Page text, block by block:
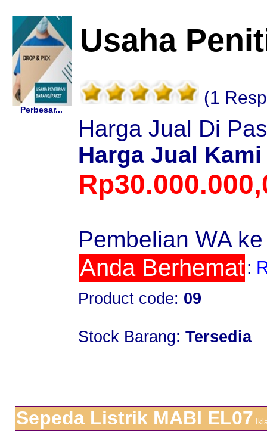
Perbesar...
Usaha
(1
Harga Jual Di
Harga Jual
Pembelian WA
Anda Berhemat:
Product code: 09
Stock Barang: Tersedia
Sepeda Listrik MABI EL07